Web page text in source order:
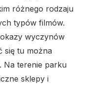
różnego rodzaju
typów filmów.
wyczynów
się tu można
Na terenie parku
sklepy i